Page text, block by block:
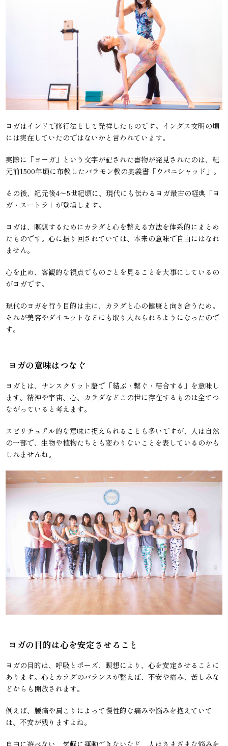
ヨガはインドで修行法として発祥したものです。インダス文明の頃
には実在していたのではないかと言われています。
実際に「ヨーガ」という文字が記された書物が発見されたのは、紀
元前1500年頃に布教したバラモン教の奥義書「ウパニシャッド」。
その後、紀元後4〜5世紀頃に、現代にも伝わるヨガ最古の経典「ヨ
ガ・スートラ」が登場します。
ヨガは、瞑想するためにカラダと心を整える方法を体系的にまとめ
たものです。心に振り回されていては、本来の意味で自由にはなれ
ません。
心を止め、客観的な視点でものごとを見ることを大事にしているの
がヨガです。
現代のヨガを行う目的は主に、カラダと心の健康と向き合うため。
それが美容やダイエットなどにも取り入れられるようになったので
す。
ヨガの意味はつなぐ
ヨガとは、サンスクリット語で「結ぶ・繋ぐ・結合する」を意味し
ます。精神や宇宙、心、カラダなどこの世に存在するものは全てつ
ながっていると考えます。
スピリチュアル的な意味に捉えられることも多いですが、人は自然
の一部で、生物や植物たちとも変わりないことを表しているのかも
しれませんね。
ヨガの目的は心を安定させること
ヨガの目的は、呼吸とポーズ、瞑想により、心を安定させることに
あります。心とカラダのバランスが整えば、不安や痛み、苦しみな
どからも開放されます。
例えば、腰痛や肩こりによって慢性的な痛みや悩みを抱えていて
は、不安が残りますよね。